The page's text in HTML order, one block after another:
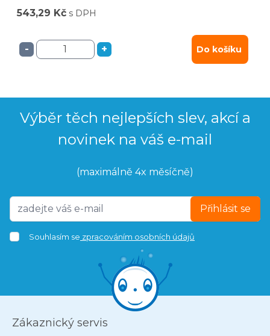
543,29 Kč s DPH
- + Do košíku
Výběr těch nejlepších slev, akcí a
novinek na váš e-mail
(maximálně 4x měsíčně)
Přihlásit se
Souhlasím se zpracováním osobních údajů
Zákaznický servis